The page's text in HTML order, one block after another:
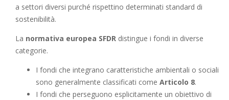
a settori diversi purché rispettino determinati standard di
sostenibilità.
La normativa europea SFDR distingue i fondi in diverse
categorie.
I fondi che integrano caratteristiche ambientali o sociali
sono generalmente classificati come Articolo 8.
I fondi che perseguono esplicitamente un obiettivo di